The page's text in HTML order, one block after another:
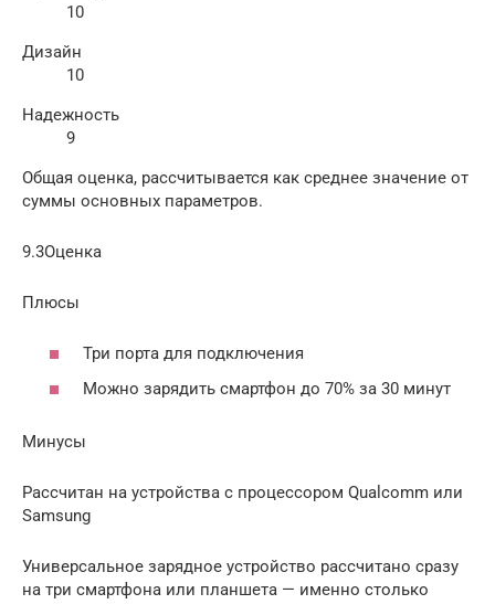
10
Дизайн
10
Надежность
9
Общая оценка, рассчитывается как среднее значение от
суммы основных параметров.
9.3Оценка
Плюсы
Три порта для подключения
Можно зарядить смартфон до 70% за 30 минут
Минусы
Рассчитан на устройства с процессором Qualcomm или
Samsung
Универсальное зарядное устройство рассчитано сразу
на три смартфона или планшета — именно столько